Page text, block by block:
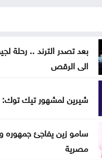
بعد تصدر الترند .. رحلة
الى الرقص
شيرين لمشهور تيك
سامو زين يفاجئ جمهوره
مصرية